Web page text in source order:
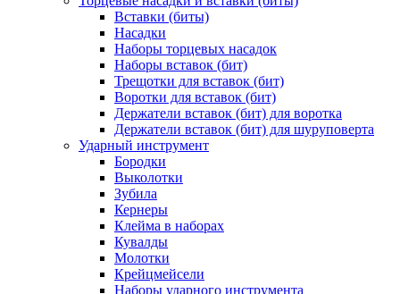
Вставки (биты)
Насадки
Наборы торцевых насадок
Наборы вставок (бит)
Трещотки для вставок (бит)
Воротки для вставок (бит)
Держатели вставок (бит) для воротка
Держатели вставок (бит) для шуруповерта
Ударный инструмент
Бородки
Выколотки
Зубила
Кернеры
Клейма в наборах
Кувалды
Молотки
Крейцмейсели
Наборы ударного инструмента